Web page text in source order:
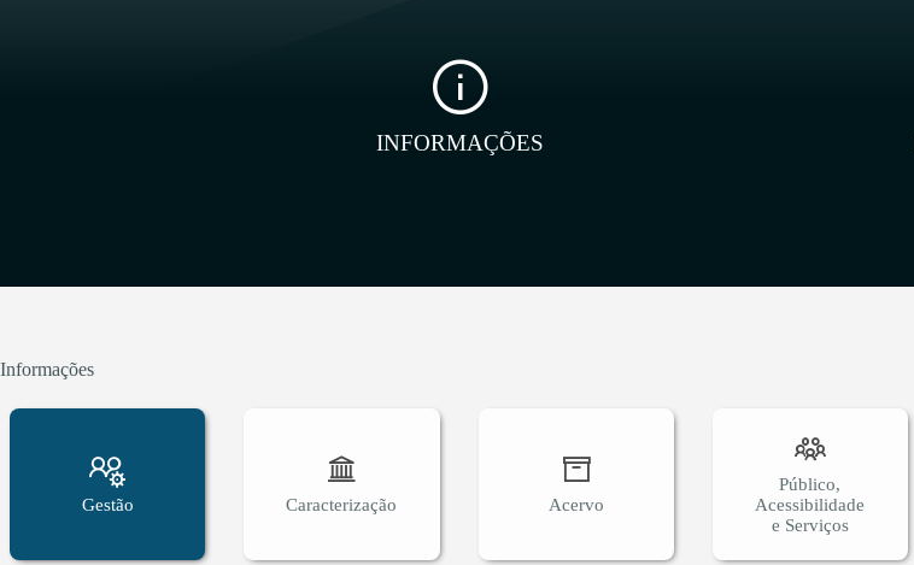
INFORMAÇÕES
Informações
Gestão Caracterização Acervo
Público,
Acessibilidade
e Serviços